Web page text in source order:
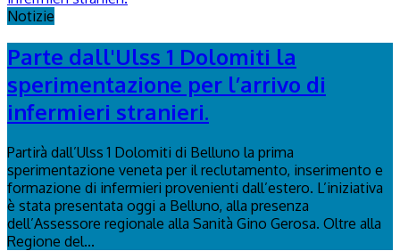
Notizie
Parte dall'Ulss 1 Dolomiti la
sperimentazione per l’arrivo di
infermieri stranieri.
Partirà dall’Ulss 1 Dolomiti di Belluno la prima
sperimentazione veneta per il reclutamento, inserimento e
formazione di infermieri provenienti dall’estero. L’iniziativa
è stata presentata oggi a Belluno, alla presenza
dell’Assessore regionale alla Sanità Gino Gerosa. Oltre alla
Regione del...